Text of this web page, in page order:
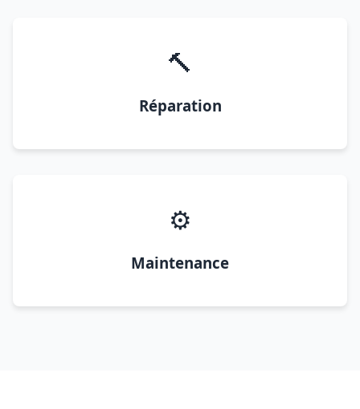
🔨
Réparation
⚙️
Maintenance